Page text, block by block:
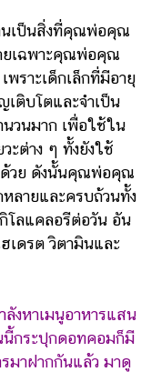
เป็นสิ่งที่คุณพ่อคุณ
ยเฉพาะคุณพ่อคุณ
ราะเด็กเล็กที่มีอายุ
เติบโตและจำเป็น
นวนมาก เพื่อใช้ใน
ะต่าง ๆ ทั้งยังใช้
ด้วย ดังนั้นคุณพ่อคุณ
ลายและครบถ้วนทั้ง
โลแคลอรีต่อวัน อัน
เดรต วิตามินและ
งหาเมนูอาหารแสน
นี้กระปุกดอทคอมก็มี
มาฝากกันแล้ว มาดู